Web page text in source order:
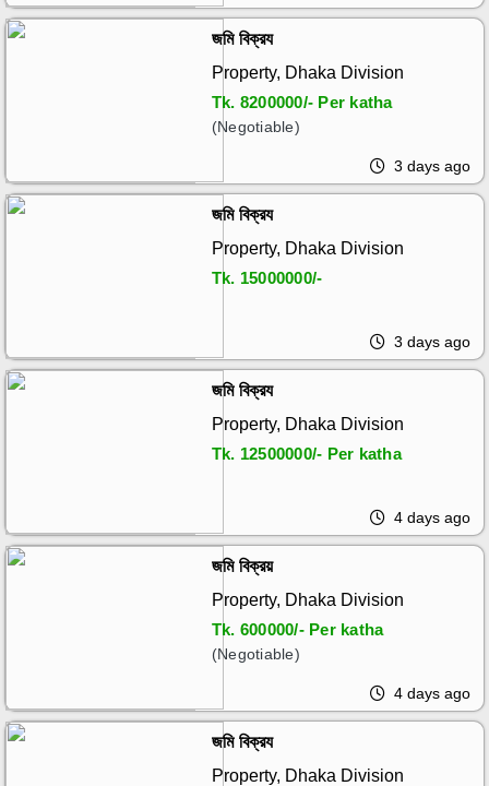
জমি বিক্রয
Property, Dhaka Division
Tk. 8200000/- Per katha
(Negotiable)
3 days ago
জমি বিক্রয
Property, Dhaka Division
Tk. 15000000/-
3 days ago
জমি বিক্রয
Property, Dhaka Division
Tk. 12500000/- Per katha
4 days ago
জমি বিক্রয়
Property, Dhaka Division
Tk. 600000/- Per katha
(Negotiable)
4 days ago
জমি বিক্রয
Property, Dhaka Division